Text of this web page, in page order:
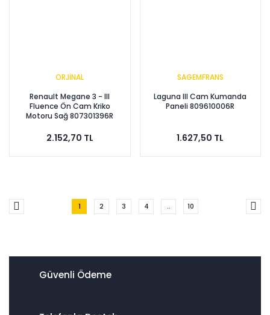
ORJİNAL
Renault Megane 3 - III
Fluence Ön Cam Kriko
Motoru Sağ 807301396R
2.152,70 TL
SAGEMFRANS
Laguna III Cam Kumanda
Paneli 809610006R
1.627,50 TL
1 2 3 4 .. 10
Güvenli Ödeme